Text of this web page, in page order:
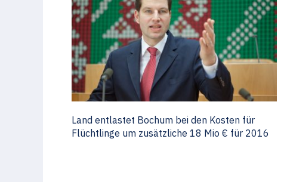
Land entlastet Bochum bei den Kosten für
Flüchtlinge um zusätzliche 18 Mio € für 2016